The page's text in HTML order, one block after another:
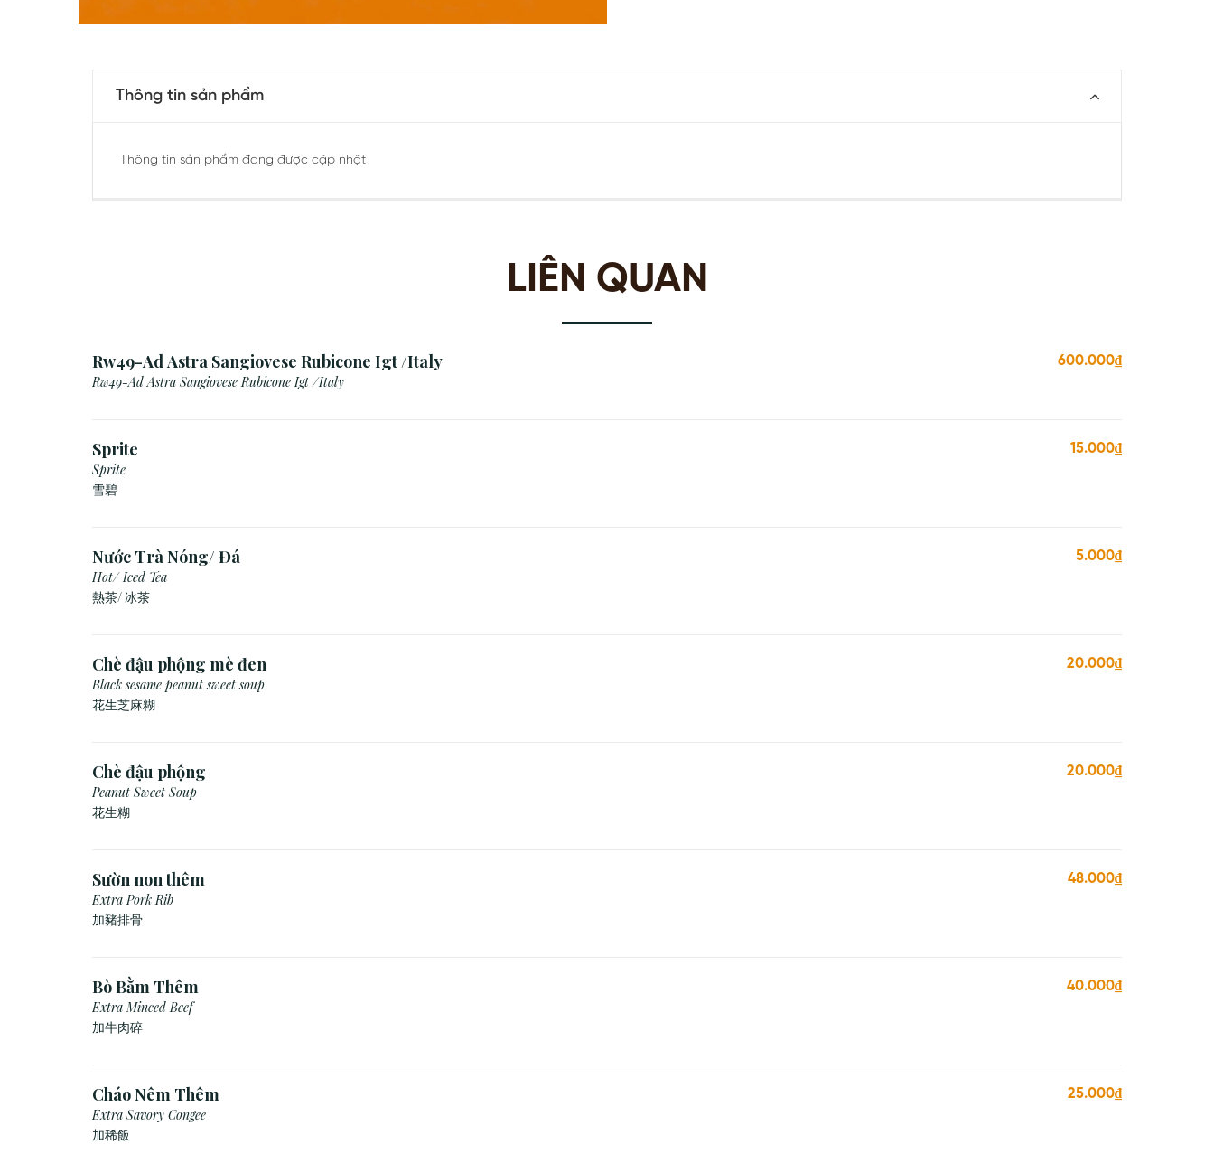
Thông tin sản phẩm
Thông tin sản phẩm đang được cập nhật
LIÊN QUAN
Rw49-Ad Astra Sangiovese Rubicone Igt /Italy
Rw49-Ad Astra Sangiovese Rubicone Igt /Italy
600.000₫
Sprite
Sprite
雪碧
15.000₫
Nước Trà Nóng/ Đá
Hot/ Iced Tea
熱茶/ 冰茶
5.000₫
Chè đậu phộng mè đen
Black sesame peanut sweet soup
花生芝麻糊
20.000₫
Chè đậu phộng
Peanut Sweet Soup
花生糊
20.000₫
Sườn non thêm
Extra Pork Rib
加豬排骨
48.000₫
Bò Bằm Thêm
Extra Minced Beef
加牛肉碎
40.000₫
Cháo Nêm Thêm
Extra Savory Congee
加稀飯
25.000₫